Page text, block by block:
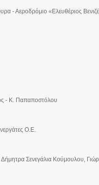
- Αεροδρόμιο «Ελευθέριος
- Κ. Παπαποστόλου
Ο.Ε.
Σενεγάλια Κούμουλου,